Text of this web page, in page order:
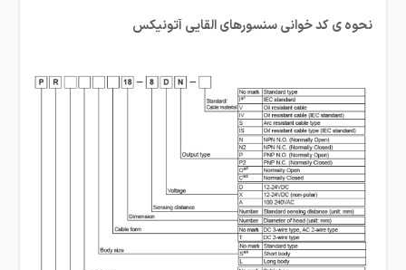
نحوه ی کد خوانی سنسورهای القایی آتونیکس